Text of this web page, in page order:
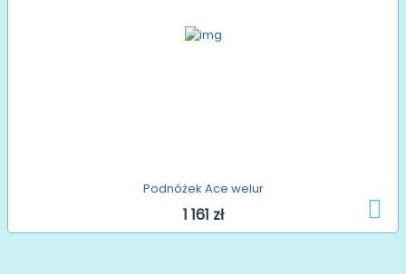
Podnóżek Ace welur
1 161 zł